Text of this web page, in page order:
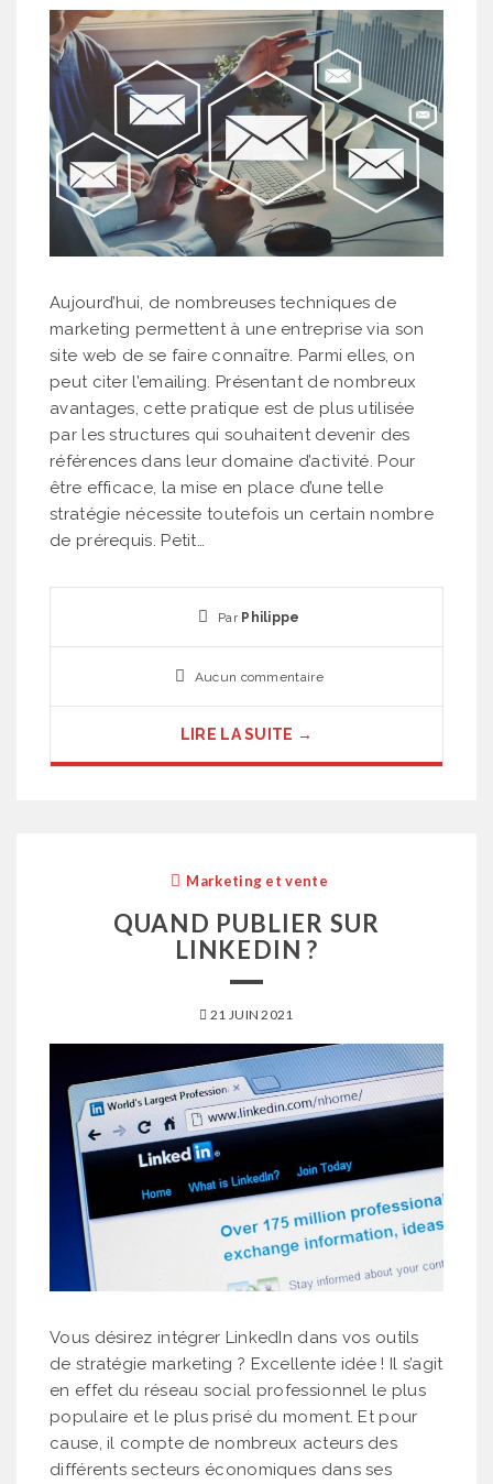
Aujourd’hui, de nombreuses techniques de
marketing permettent à une entreprise via son
site web de se faire connaître. Parmi elles, on
peut citer l’emailing. Présentant de nombreux
avantages, cette pratique est de plus utilisée
par les structures qui souhaitent devenir des
références dans leur domaine d’activité. Pour
être efficace, la mise en place d’une telle
stratégie nécessite toutefois un certain nombre
de prérequis. Petit…
Par Philippe
Aucun commentaire
LIRE LA SUITE →
Marketing et vente
QUAND PUBLIER SUR
LINKEDIN ?
21 JUIN 2021
Vous désirez intégrer LinkedIn dans vos outils
de stratégie marketing ? Excellente idée ! Il s’agit
en effet du réseau social professionnel le plus
populaire et le plus prisé du moment. Et pour
cause, il compte de nombreux acteurs des
différents secteurs économiques dans ses